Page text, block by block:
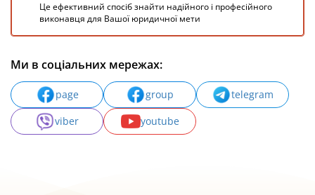
Це ефективний спосіб знайти надійного і професійного
виконавця для Вашої юридичної мети
Ми в соціальних мережах:
page group
telegram
viber
youtube